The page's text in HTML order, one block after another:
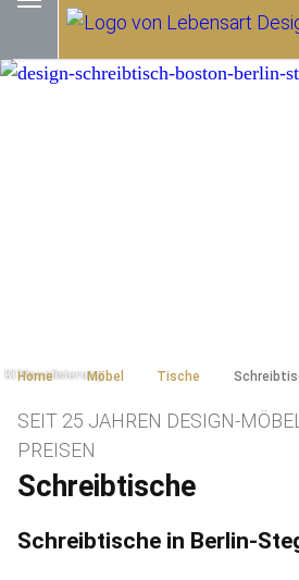
Home Möbel Tische
Schreibtische
SEIT 25 JAHREN DESIGN-
PREISEN
Schreibtische in Berlin-